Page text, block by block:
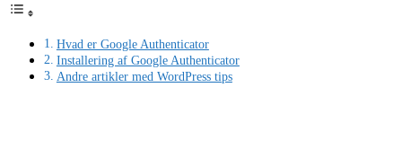
Hvad er Google Authenticator
Installering af Google Authenticator
Andre artikler med WordPress tips